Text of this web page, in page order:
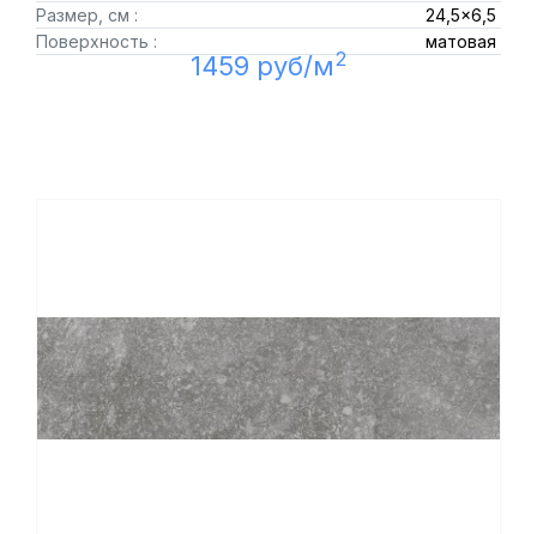
Размер, см :
24,5x6,5
Поверхность :
матовая
1459 руб/м2